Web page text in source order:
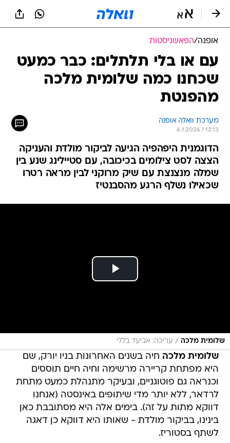
אופנה/הפאשניסטות
עם או בלי תלתלים: כבר כמעט
שכחנו כמה שלומית מלכה
מהפנטת
מערכת וואלה אופנה
6.1.2026 / 12:13
הדוגמנית היפהפיה הגיעה לביקור מולדת והעניקה
הצצה לסט צילומים בכיכובה, עם סטיילינג שנע בין
שמלה מנצנצת עם שיק מרוקני לבין מראה רטרו
שכאילו נשלף הרגע מהסבנטיז
שלומית מלכה / עריכה: אביעד בללי
שלומית מלכה חיה בשנים האחרונות בניו יורק, שם
היא מפתחת קריירה מרשימה וחיה חיים תוססים
וכנראה גם פוטוגניים, ובעיקר מתנהלת כמעט מתחת
לרדאר, ללא יותר מדי שיתופים באינסטה (אנחנו
דווקא מתות על זה). בימים אלה היא מסתובבת כאן
בינינו, בביקור מולדת - שאותו היא דווקא כן דאגה
לשתף בסטוריז.